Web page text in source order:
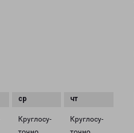
Круглосу­
Круглосу­